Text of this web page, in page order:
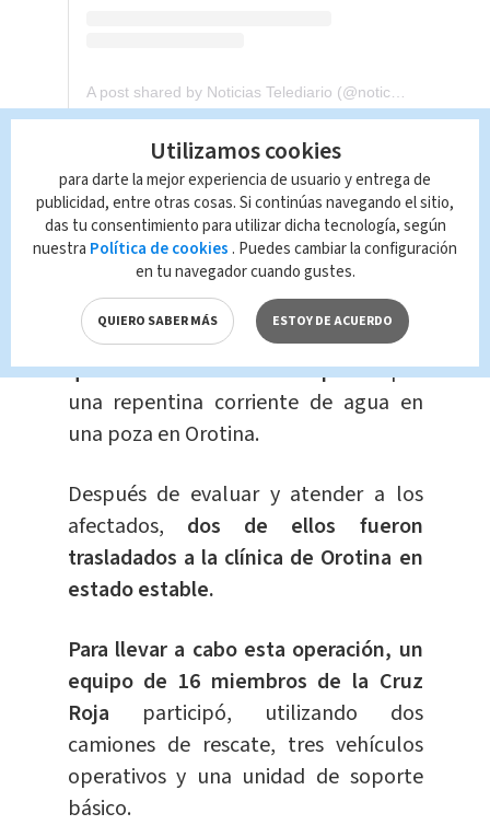
A post shared by Noticias Telediario (@noticiastelediario)
Otros accidentes
acuáticos en los últimos
días:
El domingo pasado,la Cruz Roja
realizó el rescate de siete personas
que se encontraban atrapadaspor
una repentina corriente de agua en
una poza en Orotina.
Después de evaluar y atender a los
afectados, dos de ellos fueron
trasladados a la clínica de Orotina en
estado estable.
Para llevar a cabo esta operación, un
equipo de 16 miembros de la Cruz
Roja participó, utilizando dos
camiones de rescate, tres vehículos
operativos y una unidad de soporte
básico.
Utilizamos cookies
para darte la mejor experiencia de usuario y entrega de
publicidad, entre otras cosas. Si continúas navegando el sitio,
das tu consentimiento para utilizar dicha tecnología, según
nuestra Política de cookies . Puedes cambiar la configuración
en tu navegador cuando gustes.
QUIERO SABER MÁS ESTOY DE ACUERDO